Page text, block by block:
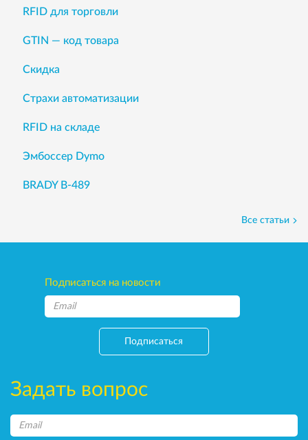
RFID для торговли
GTIN — код товара
Скидка
Страхи автоматизации
RFID на складе
Эмбоссер Dymo
BRADY B-489
Все статьи
Подписаться на новости
Подписаться
Задать вопрос